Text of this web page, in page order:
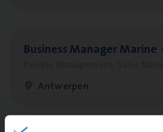
Busi­ness Mana­ger Mari­ne
Antwerpen